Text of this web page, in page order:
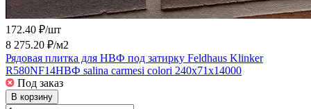
172.40 ₽/шт
8 275.20 ₽/м2
Рядовая плитка для НВФ под затирку Feldhaus Klinker
R580NF14НВФ salina carmesi colori 240х71х14000
Под заказ
В корзину